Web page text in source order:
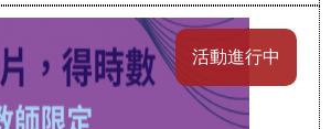
活動進行中